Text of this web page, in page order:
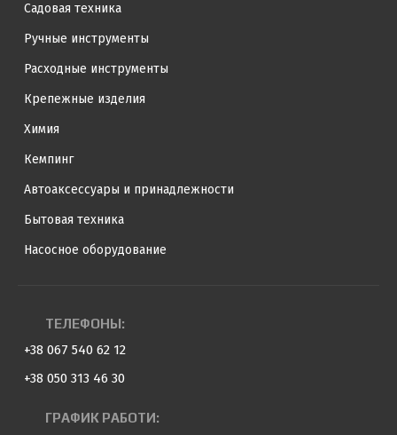
Садовая техника
Ручные инструменты
Расходные инструменты
Крепежные изделия
Химия
Кемпинг
Автоаксессуары и принадлежности
Бытовая техника
Насосное оборудование
ТЕЛЕФОНЫ:
+38 067 540 62 12
+38 050 313 46 30
ГРАФИК РАБОТИ: